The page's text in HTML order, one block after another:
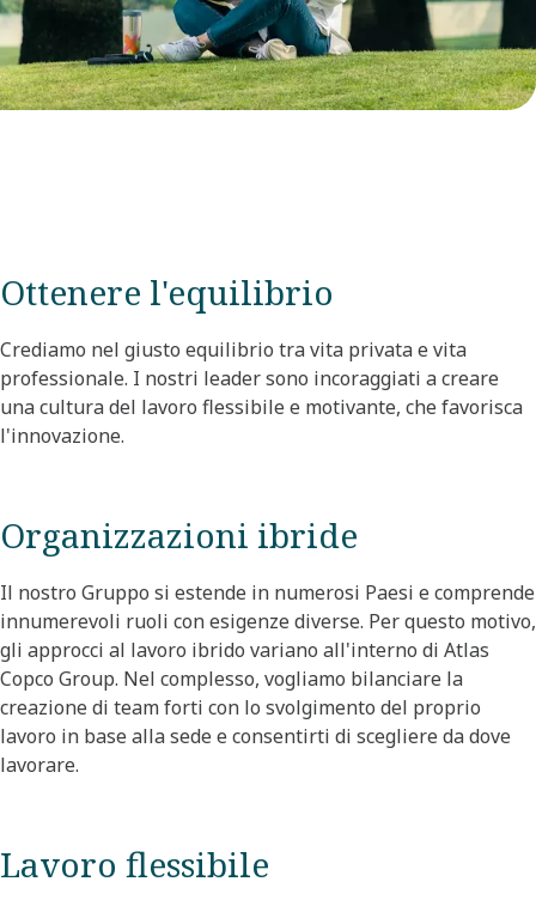
Ottenere l'equilibrio
Crediamo nel giusto equilibrio tra vita privata e vita
professionale. I nostri leader sono incoraggiati a creare
una cultura del lavoro flessibile e motivante, che favorisca
l'innovazione.​
Organizzazioni ibride
Il nostro Gruppo si estende in numerosi Paesi e comprende
innumerevoli ruoli con esigenze diverse. Per questo motivo,
gli approcci al lavoro ibrido variano all'interno di Atlas
Copco Group. Nel complesso, vogliamo bilanciare la
creazione di team forti con lo svolgimento del proprio
lavoro in base alla sede e consentirti di scegliere da dove
lavorare.​
Lavoro flessibile